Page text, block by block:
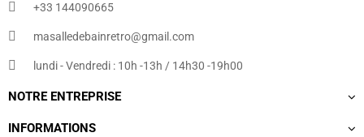
+33 144090665​
masalledebainretro@gmail.com
lundi - Vendredi : 10h -13h / 14h30 -19h00
NOTRE ENTREPRISE
INFORMATIONS